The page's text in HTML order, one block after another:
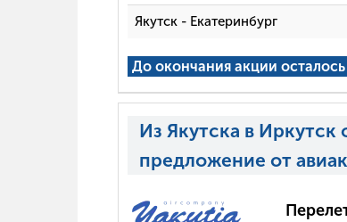
Якутск - Екатеринбург
До окончания акции
Из Якутска в
предложение от